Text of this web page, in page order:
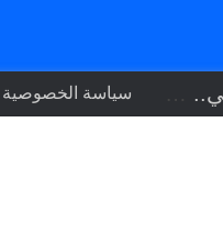
تنفيذاً لتوجيهات الرئيس السيسي.. وزير الصحة يبحث مع نظيره التشادي سياسة الخصوصية